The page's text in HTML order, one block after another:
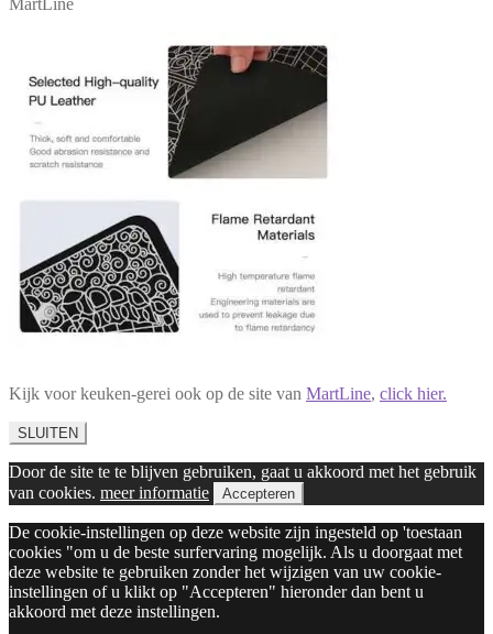
Kijk voor keuken-gerei ook op de site van MartLine, click hier.
SLUITEN
Door de site te te blijven gebruiken, gaat u akkoord met het gebruik
van cookies. meer informatie Accepteren
De cookie-instellingen op deze website zijn ingesteld op 'toestaan
cookies "om u de beste surfervaring mogelijk. Als u doorgaat met
deze website te gebruiken zonder het wijzigen van uw cookie-
instellingen of u klikt op "Accepteren" hieronder dan bent u
akkoord met deze instellingen.